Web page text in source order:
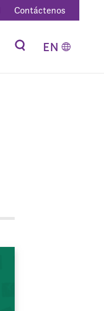
Contáctenos
EN